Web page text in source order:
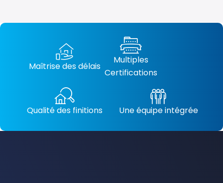
Maîtrise des délais
Multiples
Certifications
Qualité des finitions Une équipe intégrée